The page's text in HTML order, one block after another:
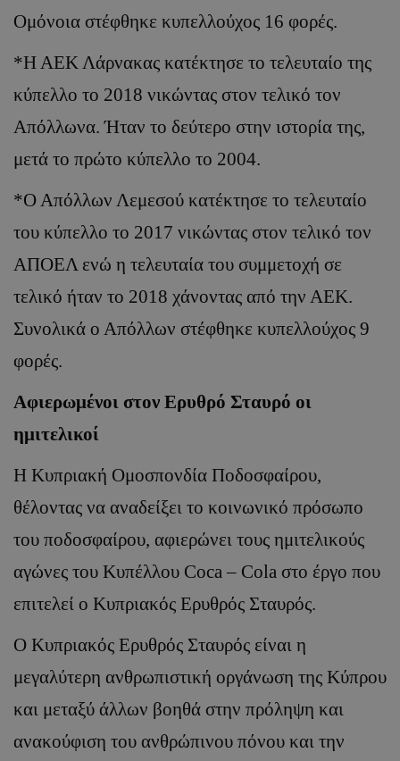
Ομόνοια στέφθηκε κυπελλούχος 16 φορές.
*Η ΑΕΚ Λάρνακας κατέκτησε το τελευταίο της
κύπελλο το 2018 νικώντας στον τελικό τον
Απόλλωνα. Ήταν το δεύτερο στην ιστορία της,
μετά το πρώτο κύπελλο το 2004.
*Ο Απόλλων Λεμεσού κατέκτησε το τελευταίο
του κύπελλο το 2017 νικώντας στον τελικό τον
ΑΠΟΕΛ ενώ η τελευταία του συμμετοχή σε
τελικό ήταν το 2018 χάνοντας από την ΑΕΚ.
Συνολικά ο Απόλλων στέφθηκε κυπελλούχος 9
φορές.
Αφιερωμένοι στον Ερυθρό Σταυρό οι
ημιτελικοί
Η Κυπριακή Ομοσπονδία Ποδοσφαίρου,
θέλοντας να αναδείξει το κοινωνικό πρόσωπο
του ποδοσφαίρου, αφιερώνει τους ημιτελικούς
αγώνες του Κυπέλλου Coca – Cola στο έργο που
επιτελεί ο Κυπριακός Ερυθρός Σταυρός.
Ο Κυπριακός Ερυθρός Σταυρός είναι η
μεγαλύτερη ανθρωπιστική οργάνωση της Κύπρου
και μεταξύ άλλων βοηθά στην πρόληψη και
ανακούφιση του ανθρώπινου πόνου και την